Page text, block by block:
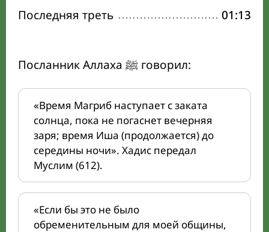
Последняя треть
01:13
Посланник Аллаха ﷺ говорил:
«Время Магриб наступает с заката
солнца, пока не погаснет вечерняя
заря; время Иша (продолжается) до
середины ночи». Хадис передал
Муслим (612).
«Если бы это не было
обременительным для моей общины,